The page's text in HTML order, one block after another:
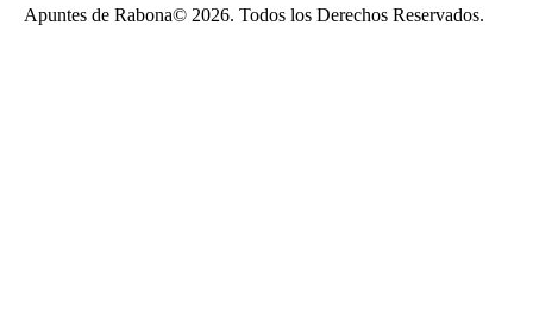
Apuntes de Rabona© 2026. Todos los Derechos Reservados.